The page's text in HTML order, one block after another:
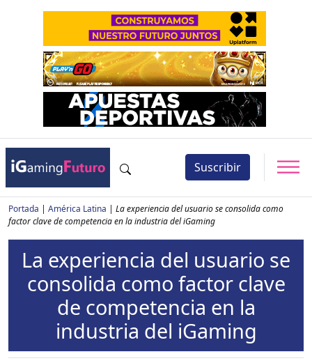
Suscribir
Portada | América Latina | La experiencia del usuario se consolida como
factor clave de competencia en la industria del iGaming
La experiencia del usuario se
consolida como factor clave
de competencia en la
industria del iGaming